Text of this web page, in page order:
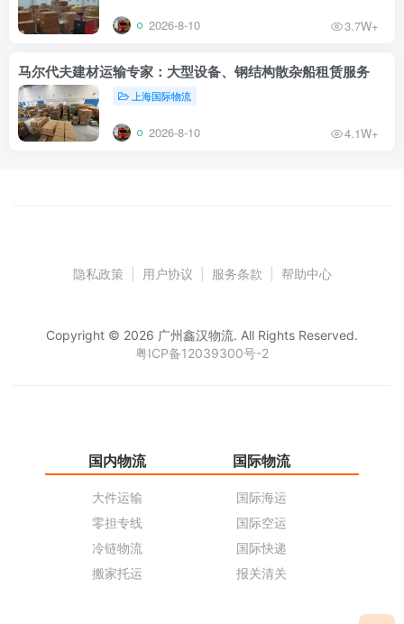
2026-8-10 3.7W+
马尔代夫建材运输专家：大型设备、钢结构散杂船租赁服务
上海国际物流
2026-8-10 4.1W+
隐私政策 用户协议 服务条款 帮助中心
Copyright © 2026 广州鑫汉物流. All Rights Reserved.
粤ICP备12039300号-2
国内物流
大件运输
零担专线
冷链物流
搬家托运
国际物流
国际海运
国际空运
国际快递
报关清关